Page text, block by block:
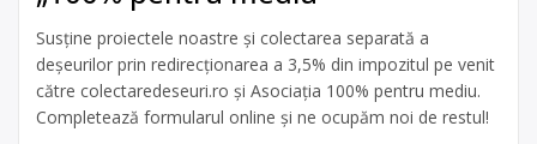
Susține proiectele noastre și colectarea separată a
deșeurilor prin redirecționarea a 3,5% din impozitul pe venit
către colectaredeseuri.ro și Asociația 100% pentru mediu.
Completează formularul online și ne ocupăm noi de restul!